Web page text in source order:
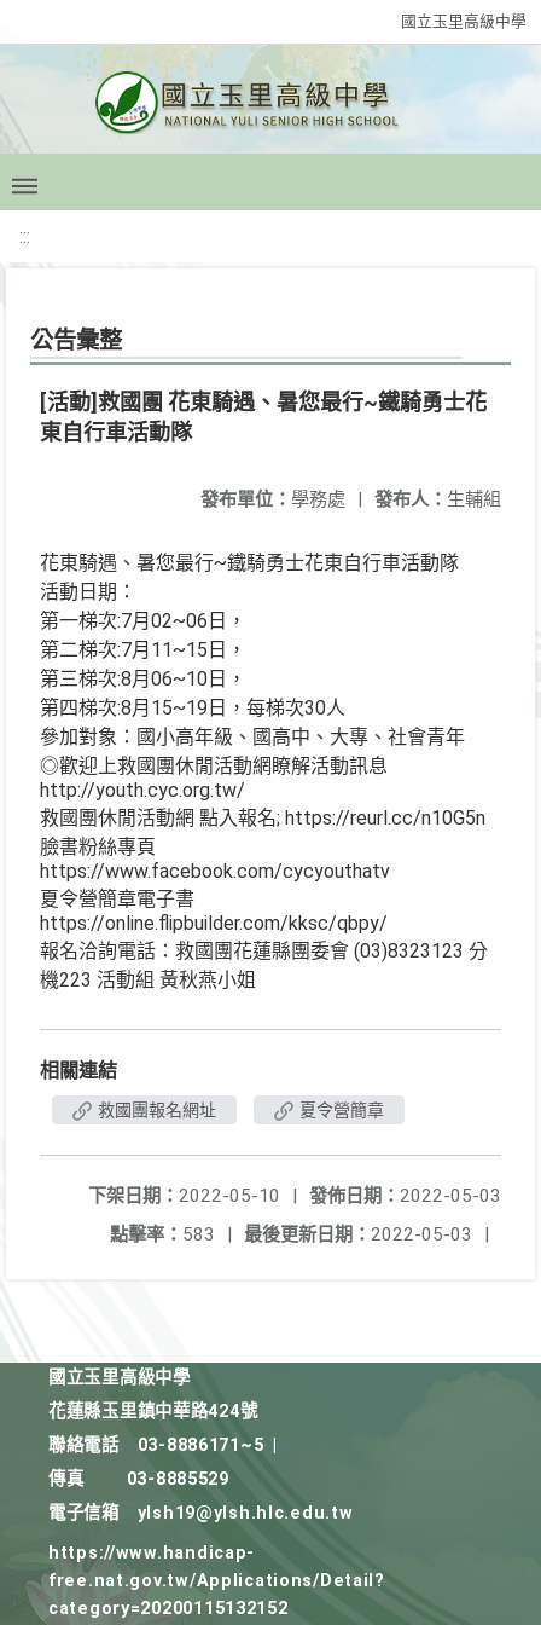
國立玉里高級中學
:::
公告彙整
[活動]救國團 花東騎遇、暑您最行~鐵騎勇士花
東自行車活動隊
發布人： 生輔組
發布單位： 學務處 |
花東騎遇、暑您最行~鐵騎勇士花東自行車活動隊
活動日期：
第一梯次:7月02~06日，
第二梯次:7月11~15日，
第三梯次:8月06~10日，
第四梯次:8月15~19日，每梯次30人
參加對象：國小高年級、國高中、大專、社會青年
◎歡迎上救國團休閒活動網瞭解活動訊息
http://youth.cyc.org.tw/
救國團休閒活動網 點入報名; https://reurl.cc/n10G5n
臉書粉絲專頁
https://www.facebook.com/cycyouthatv
夏令營簡章電子書
https://online.flipbuilder.com/kksc/qbpy/
報名洽詢電話：救國團花蓮縣團委會 (03)8323123 分
機223 活動組 黃秋燕小姐
相關連結
救國團報名網址 夏令營簡章
發佈日期： 2022-05-03
下架日期： 2022-05-10
|
最後更新日期： 2022-05-03 |
點擊率： 583 |
國立玉里高級中學
花蓮縣玉里鎮中華路424號
聯絡電話
03-8886171~5
傳真
03-8885529
電子信箱
ylsh19@ylsh.hlc.edu.tw
https://www.handicap-
free.nat.gov.tw/Applications/Detail?
category=20200115132152